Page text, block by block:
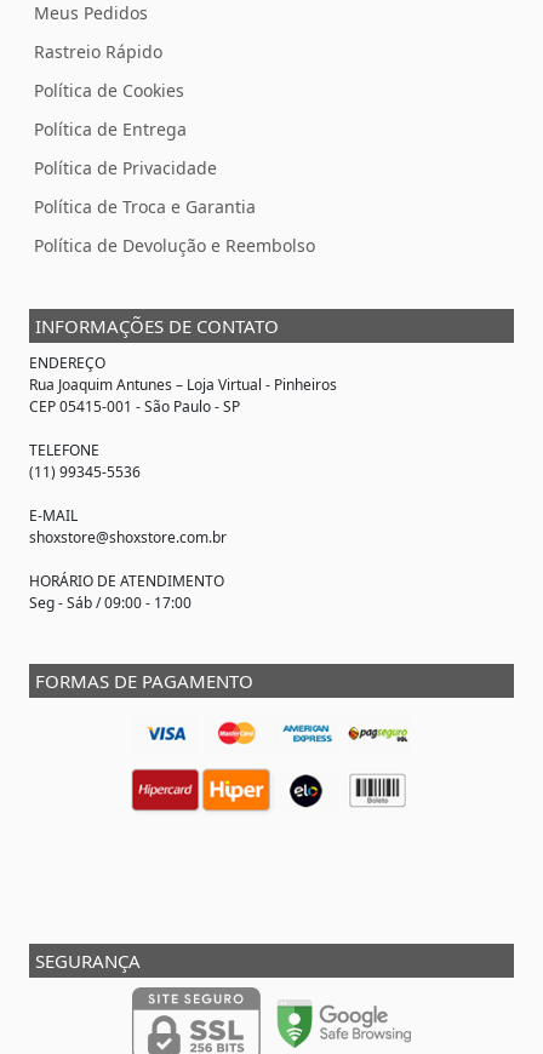
Meus Pedidos
Rastreio Rápido
Política de Cookies
Política de Entrega
Política de Privacidade
Política de Troca e Garantia
Política de Devolução e Reembolso
INFORMAÇÕES DE CONTATO
ENDEREÇO
Rua Joaquim Antunes – Loja Virtual - Pinheiros
CEP 05415-001 - São Paulo - SP
TELEFONE
(11) 99345-5536
E-MAIL
shoxstore@shoxstore.com.br
HORÁRIO DE ATENDIMENTO
Seg - Sáb / 09:00 - 17:00
FORMAS DE PAGAMENTO
SEGURANÇA